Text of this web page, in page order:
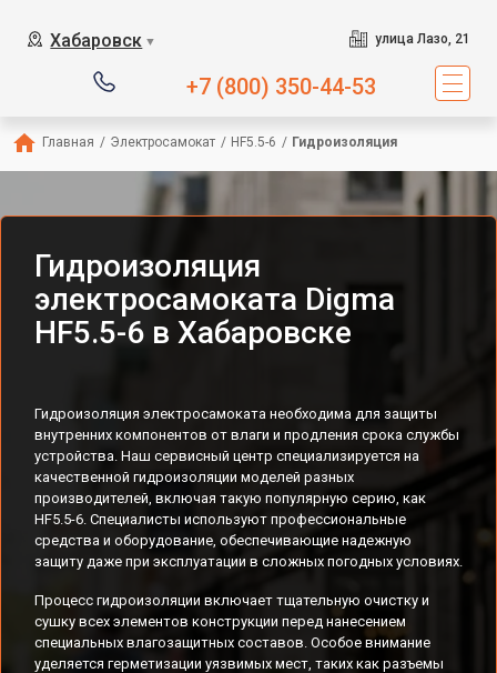
Хабаровск ▼ улица Лазо, 21
+7 (800) 350-44-53
Главная / Электросамокат / HF5.5-6 / Гидроизоляция
Гидроизоляция
электросамоката Digma
HF5.5-6 в Хабаровске
Гидроизоляция электросамоката необходима для защиты
внутренних компонентов от влаги и продления срока службы
устройства. Наш сервисный центр специализируется на
качественной гидроизоляции моделей разных
производителей, включая такую популярную серию, как
HF5.5-6. Специалисты используют профессиональные
средства и оборудование, обеспечивающие надежную
защиту даже при эксплуатации в сложных погодных условиях.
Процесс гидроизоляции включает тщательную очистку и
сушку всех элементов конструкции перед нанесением
специальных влагозащитных составов. Особое внимание
уделяется герметизации уязвимых мест, таких как разъемы